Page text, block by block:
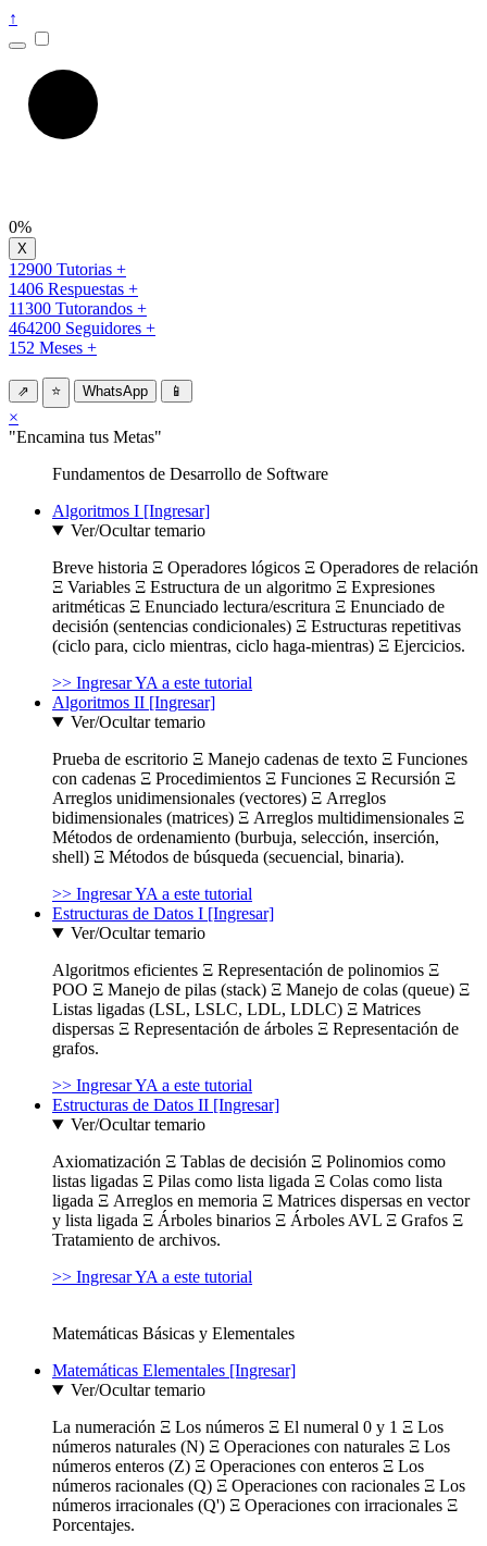
↑
0%
12900 Tutorias +
1406 Respuestas +
11300 Tutorandos +
464200 Seguidores +
152 Meses +
⇗ ⭐ WhatsApp 📱
×
"Encamina tus Metas"
Fundamentos de Desarrollo de Software
Algoritmos I [Ingresar]
Ver/Ocultar temario
Breve historia Ξ Operadores lógicos Ξ Operadores de relación
Ξ Variables Ξ Estructura de un algoritmo Ξ Expresiones
aritméticas Ξ Enunciado lectura/escritura Ξ Enunciado de
decisión (sentencias condicionales) Ξ Estructuras repetitivas
(ciclo para, ciclo mientras, ciclo haga-mientras) Ξ Ejercicios.
>> Ingresar YA a este tutorial
Algoritmos II [Ingresar]
Ver/Ocultar temario
Prueba de escritorio Ξ Manejo cadenas de texto Ξ Funciones
con cadenas Ξ Procedimientos Ξ Funciones Ξ Recursión Ξ
Arreglos unidimensionales (vectores) Ξ Arreglos
bidimensionales (matrices) Ξ Arreglos multidimensionales Ξ
Métodos de ordenamiento (burbuja, selección, inserción,
shell) Ξ Métodos de búsqueda (secuencial, binaria).
>> Ingresar YA a este tutorial
Estructuras de Datos I [Ingresar]
Ver/Ocultar temario
Algoritmos eficientes Ξ Representación de polinomios Ξ
POO Ξ Manejo de pilas (stack) Ξ Manejo de colas (queue) Ξ
Listas ligadas (LSL, LSLC, LDL, LDLC) Ξ Matrices
dispersas Ξ Representación de árboles Ξ Representación de
grafos.
>> Ingresar YA a este tutorial
Estructuras de Datos II [Ingresar]
Ver/Ocultar temario
Axiomatización Ξ Tablas de decisión Ξ Polinomios como
listas ligadas Ξ Pilas como lista ligada Ξ Colas como lista
ligada Ξ Arreglos en memoria Ξ Matrices dispersas en vector
y lista ligada Ξ Árboles binarios Ξ Árboles AVL Ξ Grafos Ξ
Tratamiento de archivos.
>> Ingresar YA a este tutorial
Matemáticas Básicas y Elementales
Matemáticas Elementales [Ingresar]
Ver/Ocultar temario
La numeración Ξ Los números Ξ El numeral 0 y 1 Ξ Los
números naturales (N) Ξ Operaciones con naturales Ξ Los
números enteros (Z) Ξ Operaciones con enteros Ξ Los
números racionales (Q) Ξ Operaciones con racionales Ξ Los
números irracionales (Q') Ξ Operaciones con irracionales Ξ
Porcentajes.